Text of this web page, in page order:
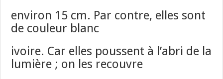
environ 15 cm. Par contre, elles sont
de couleur blanc
ivoire. Car elles poussent à l’abri de la
lumière ; on les recouvre